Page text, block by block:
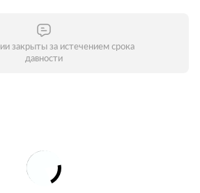
закрыты за истечением срока
давности